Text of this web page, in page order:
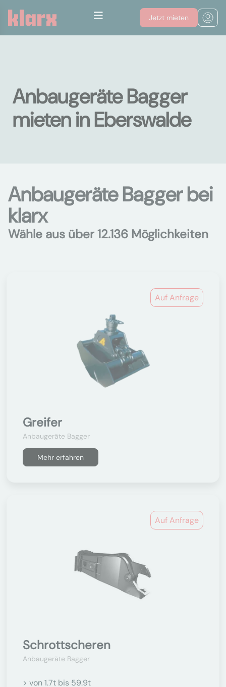
Jetzt mieten
Anbaugeräte Bagger
mieten in Eberswalde
Anbaugeräte Bagger bei
klarx
Wähle aus über 12.136 Möglichkeiten
Auf Anfrage
Greifer
Anbaugeräte Bagger
Mehr erfahren
Auf Anfrage
Schrottscheren
Anbaugeräte Bagger
> von 1.7t bis 59.9t